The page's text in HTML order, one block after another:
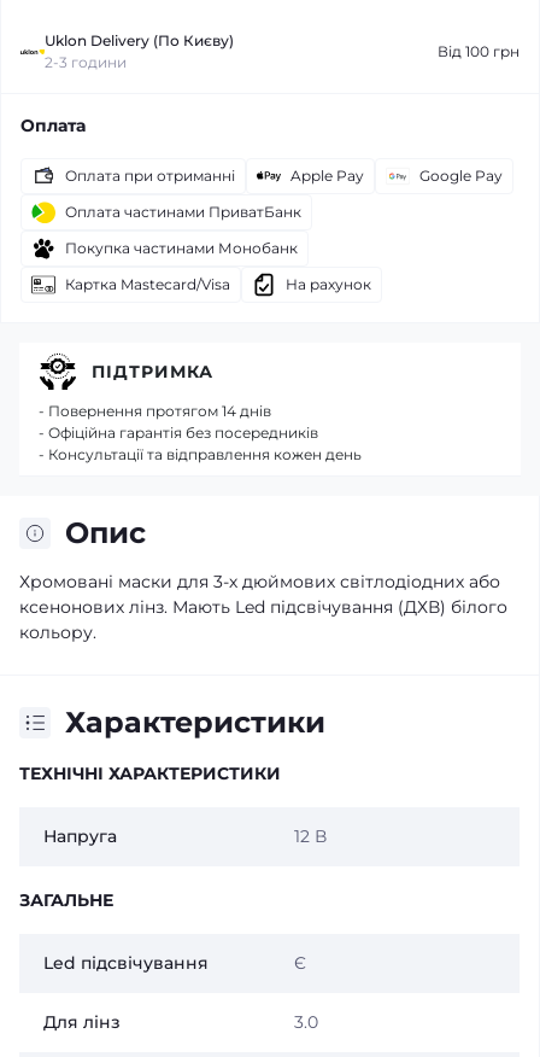
Uklon Delivery (По Києву)
2-3 години
Від 100 грн
Оплата
Оплата при отриманні Apple Pay
Google Pay
Оплата частинами ПриватБанк
Покупка частинами Монобанк
Картка Mastecard/Visa
На рахунок
Опис
Хромовані маски для 3-х дюймових світлодіодних або
ксенонових лінз. Мають Led підсвічування (ДХВ) білого
кольору.
Характеристики
ТЕХНІЧНІ ХАРАКТЕРИСТИКИ
Напруга 12 В
ЗАГАЛЬНЕ
Led підсвічування Є
Для лінз 3.0
ПІДТРИМКА
- Повернення протягом 14 днів
- Офіційна гарантія без посередників
- Консультації та відправлення кожен день